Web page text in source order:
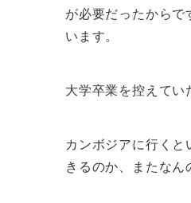
が必要だったから
います。
大学卒業を控えてい
カンボジアに行く
きるのか、またなん